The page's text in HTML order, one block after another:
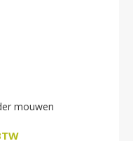
mouwen